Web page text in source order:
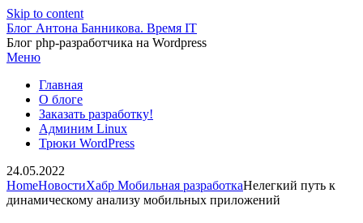
Skip to content
Блог Антона Банникова. Время IT
Блог php-разработчика на Wordpress
Меню
Главная
О блоге
Заказать разработку!
Админим Linux
Трюки WordPress
24.05.2022
HomeНовостиХабр Мобильная разработкаНелегкий путь к
динамическому анализу мобильных приложений